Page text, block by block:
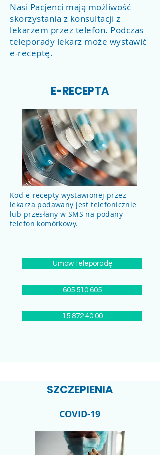
Nasi Pacjenci mają możliwość
skorzystania z konsultacji z
lekarzem przez telefon. Podczas
teleporady lekarz może wystawić
e-receptę.
E-RECEPTA
Kod e-recepty wystawionej przez
lekarza podawany jest telefonicznie
lub przesłany w SMS na podany
telefon komórkowy.
Umów teleporadę
605 510 605
15 872 40 00
SZCZEPIENIA
COVID-19